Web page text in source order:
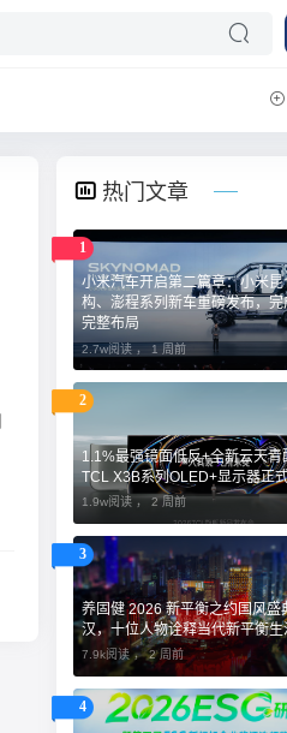
热门文章
1
小米汽车开启第二篇章：小米昆
构、澎程系列新车重磅发布，完
完整布局
2.7w阅读 ， 1 周前
2
1.1%最强镜面低反+全新云天青
TCL X3B系列OLED+显示器正
1.9w阅读 ，2 周前
3
养固健 2026 新平衡之约国风盛
汉，十位人物诠释当代新平衡生
7.9k阅读 ，2 周前
4